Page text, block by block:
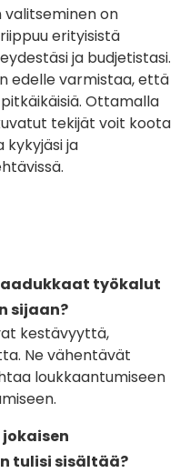
valitseminen on
erityisistä
ja budjetistasi.
edelle varmistaa, että
Ottamalla
tekijät voit koota
kykyjäsi ja
työkalut
sijaan?
kestävyyttä,
Ne vähentävät
loukkaantumiseen
tulisi sisältää?